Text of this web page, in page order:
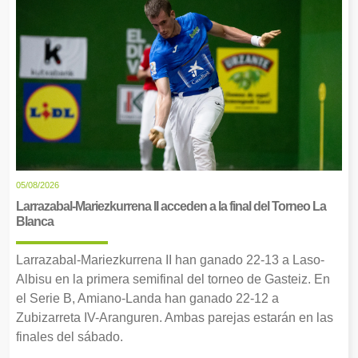
05/08/2026
Larrazabal-Mariezkurrena II acceden a la final del Torneo La
Blanca
Larrazabal-Mariezkurrena II han ganado 22-13 a Laso-
Albisu en la primera semifinal del torneo de Gasteiz. En
el Serie B, Amiano-Landa han ganado 22-12 a
Zubizarreta IV-Aranguren. Ambas parejas estarán en las
finales del sábado.